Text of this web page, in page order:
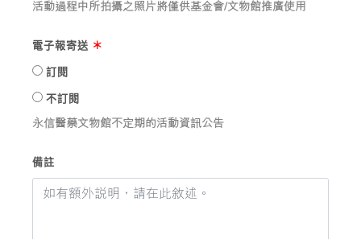
活動過程中所拍攝之照片將僅供基金會/文物館推廣使用
電子報寄送 ＊
訂閱
不訂閱
永信醫藥文物館不定期的活動資訊公告
備註